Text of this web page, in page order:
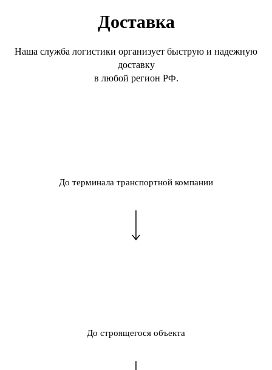
Доставка
Наша служба логистики организует быструю и надежную
доставку
в любой регион РФ.
До терминала транспортной компании
До строящегося объекта